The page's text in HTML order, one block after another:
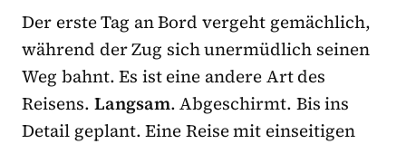
Der erste Tag an Bord vergeht gemächlich,
während der Zug sich unermüdlich seinen
Weg bahnt. Es ist eine andere Art des
Reisens. Langsam. Abgeschirmt. Bis ins
Detail geplant. Eine Reise mit einseitigen